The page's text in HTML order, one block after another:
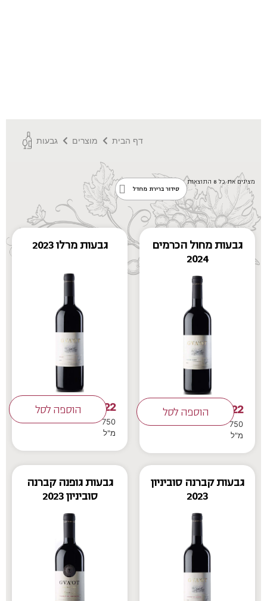
דף הבית מוצרים גבעות
מציגים את כל ⁦8⁩ התוצאות
גבעות מחול הכרמים
2024
122
750
מ"ל
הוספה לסל
גבעות מרלו 2023
122
750
מ"ל
הוספה לסל
גבעות קברנה סוביניון
2023
גבעות גופנה קברנה
סוביניון 2023